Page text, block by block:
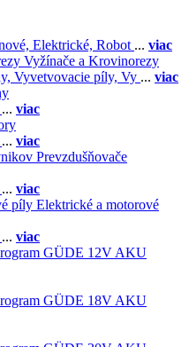
Elektrické, Robot ... viac
Vyžínače a Krovinorezy
Vyvetvovacie píly, Vy ... viac
... viac
... viac
Prevzdušňovače
... viac
Elektrické a motorové
... viac
GÜDE 12V AKU
GÜDE 18V AKU